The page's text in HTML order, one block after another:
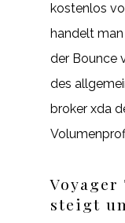
kostenlos
handelt
der Bounce
des
broker xda
Voyager
steigt